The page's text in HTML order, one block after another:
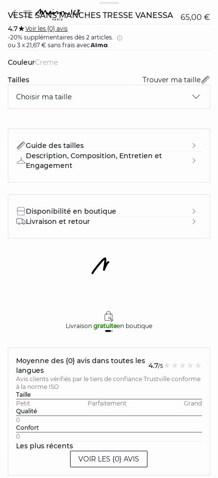
VESTE SANS MANCHES TRESSÉ VANESSA 65,00 €
4.7
Voir les {0} avis
-20% supplémentaires dès 2 articles.
ou 3 x 21,67 € sans frais avec
Couleur
creme
Tailles
Trouver ma taille
Choisir ma taille
Guide des tailles
Description, Composition, Entretien et
Engagement
Disponibilité en boutique
Livraison et retour
Livraison gratuiteen boutique
Moyenne des {0} avis dans toutes les
langues
4.7/5
Avis clients vérifiés par le tiers de confiance Trustville conforme
à la norme ISO
Taille
Petit
Parfaitement
Grand
Qualité
0
Confort
0
Les plus récents
VOIR LES {0} AVIS